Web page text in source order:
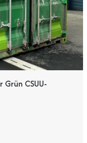
CSUU-